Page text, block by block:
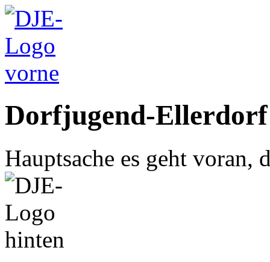
Dorfjugend-Ellerdorf
Hauptsache es geht